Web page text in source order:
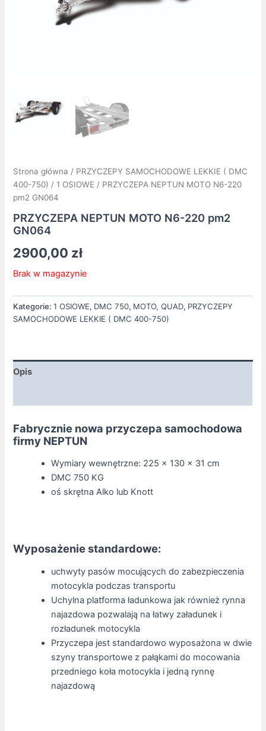
Strona główna / PRZYCZEPY SAMOCHODOWE LEKKIE ( DMC
400-750) /1 OSIOWE / PRZYCZEPA NEPTUN MOTO N6-220
pm2 GN064
PRZYCZEPA NEPTUN MOTO N6-220 pm2
GN064
2900,00 zł
Brak w magazynie
Kategorie:1 OSIOWE, DMC 750, MOTO, QUAD, PRZYCZEPY
SAMOCHODOWE LEKKIE ( DMC 400-750)
Opis
Fabrycznie nowa przyczepa samochodowa
firmy NEPTUN
Wymiary wewnętrzne: 225 x 130 x 31 cm
DMC 750 KG
oś skrętna Alko lub Knott
Wyposażenie standardowe:
uchwyty pasów mocujących do zabezpieczenia
motocykla podczas transportu
Uchylna platforma ładunkowa jak również rynna
najazdowa pozwalają na łatwy załadunek i
rozładunek motocykla
Przyczepa jest standardowo wyposażona w dwie
szyny transportowe z pałąkami do mocowania
przedniego koła motocykla i jedną rynnę
najazdową